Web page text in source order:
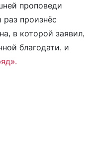
проповеди
произнёс
в которой заявил,
благодати, и